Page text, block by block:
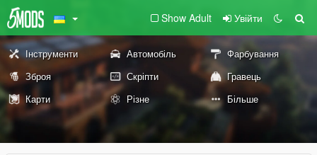
Show Adult Увійти
Інструменти Автомобіль
Фарбування
Зброя
Скріпти
Гравець
Карти
Різне Більше